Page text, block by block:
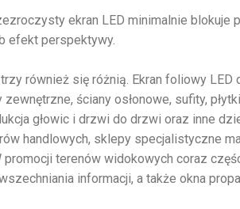
ekran LED minimalnie blokuje
efekt perspektywy.
również się różnią. Ekran foliowy
ściany osłonowe, sufity,
głowic i drzwi do drzwi oraz inne
handlowych, sklepy specjalistyczne
terenów widokowych coraz
informacji, a także okna